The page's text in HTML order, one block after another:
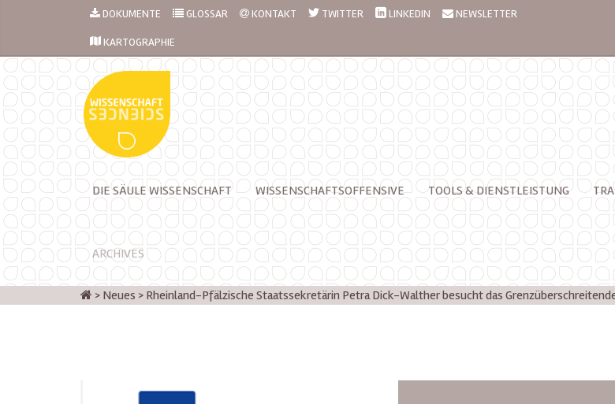
DOKUMENTE GLOSSAR KONTAKT TWITTER LINKEDIN NEWSLETTER
KARTOGRAPHIE
DIE SÄULE WISSENSCHAFT WISSENSCHAFTSOFFENSIVE TOOLS & DIENSTLEISTUNG
ARCHIVES
> Neues > Rheinland-Pfälzische Staatssekretärin Petra Dick-Walther besucht das